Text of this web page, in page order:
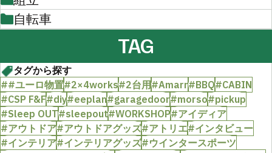
自転車
TAG
タグから探す
##ユーロ物置#2×4works#2台用#Amarr#BBQ#CABIN
#CSP F&F#diy#eeplan#garagedoor#morso#pickup
#Sleep OUT#sleepout#WORKSHOP#アイディア
#アウトドア#アウトドアグッズ#アトリエ#インタビュー
#インテリア#インテリアグッズ#ウインタースポーツ